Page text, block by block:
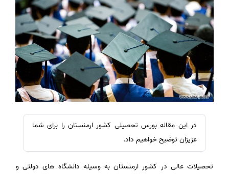
در این مقاله بورس تحصیلی کشور ارمنستان را برای شما
عزیزان توضیح خواهیم داد.
تحصیلات عالی در کشور ارمنستان به وسیله دانشگاه های دولتی و